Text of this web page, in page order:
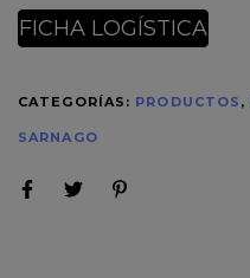
FICHA LOGÍSTICA
CATEGORÍAS: PRODUCTOS ,
SARNAGO